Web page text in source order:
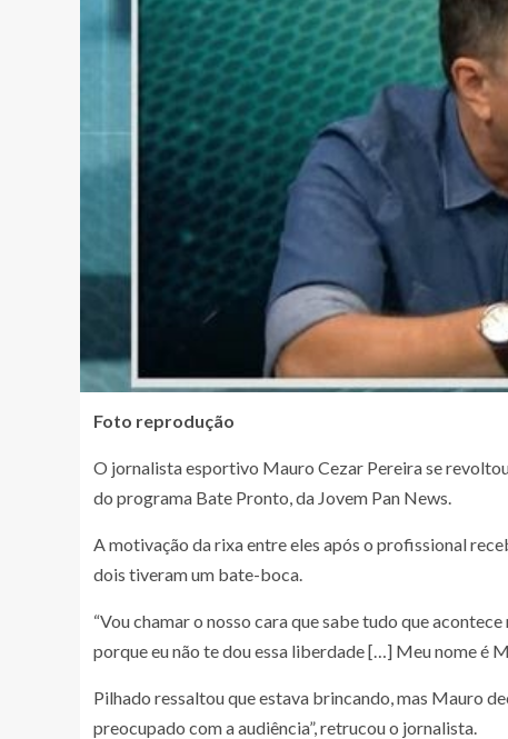
Foto reprodução
O jornalista esportivo Mauro Cezar Pereira se
do programa Bate Pronto, da Jovem Pan News.
A motivação da rixa entre eles após o profissional
dois tiveram um bate-boca.
“Vou chamar o nosso cara que sabe tudo que
porque eu não te dou essa liberdade […] Meu nome é
Pilhado ressaltou que estava brincando, mas Mauro
preocupado com a audiência”, retrucou o jornalista.